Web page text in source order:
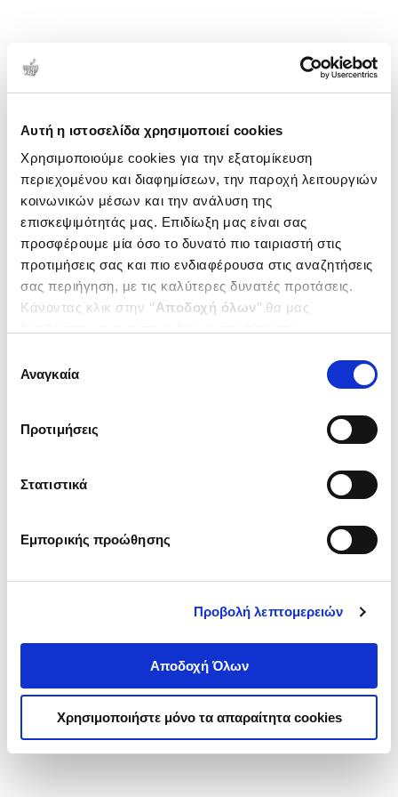
Αυτή η ιστοσελίδα χρησιμοποιεί cookies
Χρησιμοποιούμε cookies για την εξατομίκευση
περιεχομένου και διαφημίσεων, την παροχή λειτουργιών
κοινωνικών μέσων και την ανάλυση της
επισκεψιμότητάς μας. Επιδίωξη μας είναι σας
προσφέρουμε μία όσο το δυνατό πιο ταιριαστή στις
προτιμήσεις σας και πιο ενδιαφέρουσα στις αναζητήσεις
σας περιήγηση, με τις καλύτερες δυνατές προτάσεις.
Κάνοντας κλικ στην ‘’Αποδοχή όλων’’ θα μας
ενδιαφέρουν και να επιλέξετε από τα παρακάτω με την
΄΄και να ενημερωθείτε σχετικά με
συγκατάθεσης
Αναγκαία
Προτιμήσεις
Στατιστικά
Εμπορικής προώθησης
Προβολή λεπτομερειών
Αποδοχή Όλων
Χρησιμοποιήστε μόνο τα απαραίτητα cookies